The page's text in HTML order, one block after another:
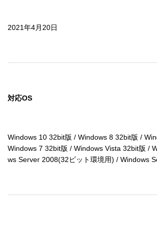
2021年4月20日
対応OS
Windows 10 32bit版 / Windows 8 32bit版 /
Windows 7 32bit版 / Windows Vista 32bit版 /
ws Server 2008(32ビット環境用) / Windows